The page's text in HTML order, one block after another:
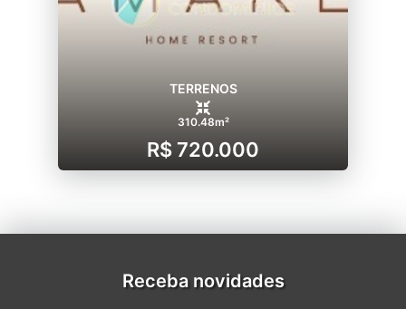
TERRENOS
310.48m²
R$ 720.000
Receba novidades